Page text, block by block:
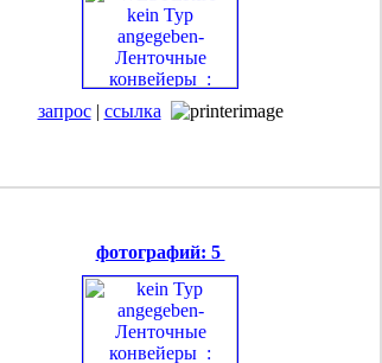
запрос| ссылка
фотографий: 5